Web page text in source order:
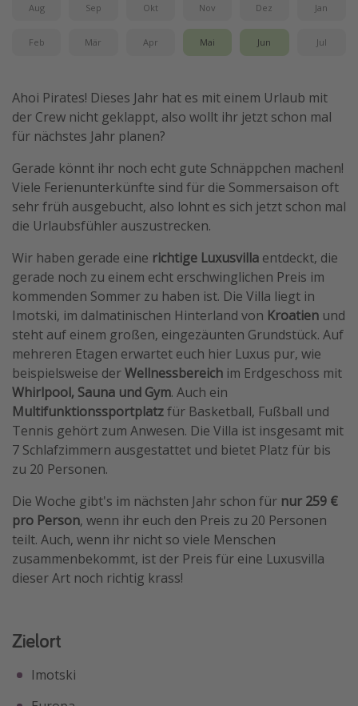
Aug Sep Okt Nov Dez Jan
Feb Mär Apr Mai Jun Jul
Ahoi Pirates! Dieses Jahr hat es mit einem Urlaub mit
der Crew nicht geklappt, also wollt ihr jetzt schon mal
für nächstes Jahr planen?
Gerade könnt ihr noch echt gute Schnäppchen machen!
Viele Ferienunterkünfte sind für die Sommersaison oft
sehr früh ausgebucht, also lohnt es sich jetzt schon mal
die Urlaubsfühler auszustrecken.
Wir haben gerade eine richtige Luxusvilla entdeckt, die
gerade noch zu einem echt erschwinglichen Preis im
kommenden Sommer zu haben ist. Die Villa liegt in
Imotski, im dalmatinischen Hinterland von Kroatien und
steht auf einem großen, eingezäunten Grundstück. Auf
mehreren Etagen erwartet euch hier Luxus pur, wie
beispielsweise derWellnessbereich im Erdgeschoss mit
Whirlpool, Sauna und Gym. Auch ein
Multifunktionssportplatzfür Basketball, Fußball und
Tennis gehört zum Anwesen. Die Villa ist insgesamt mit
7 Schlafzimmern ausgestattet und bietet Platz für bis
zu 20 Personen.
Die Woche gibt's im nächsten Jahr schon für nur 259 €
pro Person, wenn ihr euch den Preis zu 20 Personen
teilt. Auch, wenn ihr nicht so viele Menschen
zusammenbekommt, ist der Preis für eine Luxusvilla
dieser Art noch richtig krass!
Zielort
Imotski